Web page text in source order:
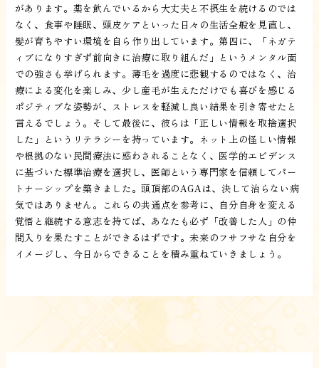
があります。薬を飲んでいるから大丈夫と不摂生を続けるのでは
なく、食事や睡眠、頭皮ケアといった日々の生活全般を見直し、
髪が育ちやすい環境を自ら作り出しています。第四に、「ネガテ
ィブになりすぎず前向きに治療に取り組んだ」というメンタル面
での強さも挙げられます。薄毛を過度に悲観するのではなく、治
療による変化を楽しみ、少し産毛が生えただけでも喜びを感じる
ポジティブな姿勢が、ストレスを軽減し良い結果を引き寄せたと
言えるでしょう。そして最後に、彼らは「正しい情報を取捨選択
した」というリテラシーを持っています。ネット上の怪しい情報
や根拠のない民間療法に惑わされることなく、医学的エビデンス
に基づいた標準治療を選択し、医師という専門家を信頼してパー
トナーシップを築きました。頭頂部のAGAは、決して治らない病
気ではありません。これらの共通点を参考に、自分自身を変える
覚悟と継続する意志を持てば、あなたも必ず「改善した人」の仲
間入りを果たすことができるはずです。未来のフサフサな自分を
イメージし、今日からできることを積み重ねていきましょう。